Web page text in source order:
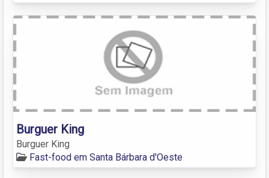
Burguer King
Burguer King
Fast-food em Santa Bárbara d'Oeste